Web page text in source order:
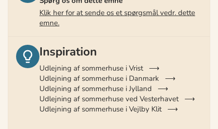
Klik her for at sende os et spørgsmål vedr. dette
emne.
Inspiration
Udlejning af sommerhuse i Vrist
Udlejning af sommerhuse i Danmark
Udlejning af sommerhuse i Jylland
Udlejning af sommerhuse ved Vesterhavet
Udlejning af sommerhuse i Vejlby Klit